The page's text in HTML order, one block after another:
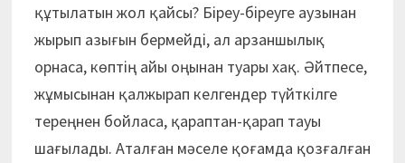
құтылатын жол қайсы? Біреу-біреуге аузынан
жырып азығын бермейді, ал арзаншылық
орнаса, көптің айы оңынан туары хақ. Әйтпесе,
жұмысынан қалжырап келгендер түйткілге
тереңнен бойласа, қараптан-қарап тауы
шағылады. Аталған мәселе қоғамда қозғалған